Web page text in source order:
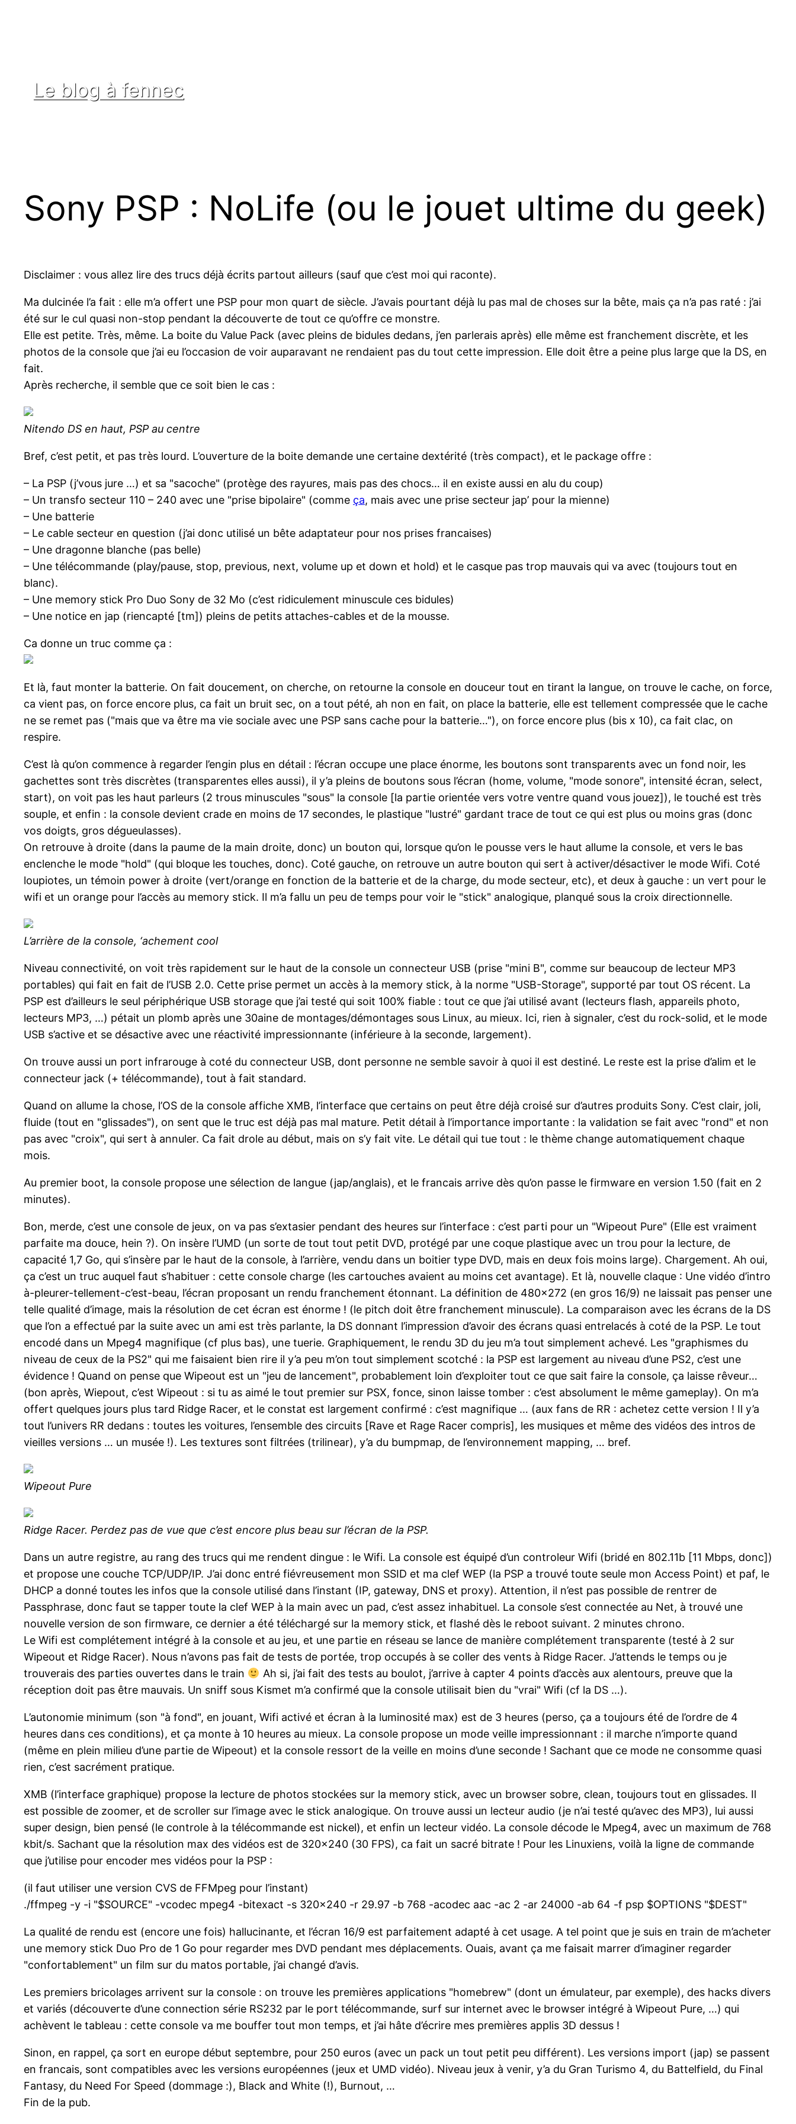
Le blog à fennec
Sony PSP : NoLife (ou le jouet ultime du geek)
Disclaimer : vous allez lire des trucs déjà écrits partout ailleurs (sauf que c’est moi qui raconte).
Ma dulcinée l’a fait : elle m’a offert une PSP pour mon quart de siècle. J’avais pourtant déjà lu pas mal de choses sur la bête, mais ça n’a pas raté : j’ai
été sur le cul quasi non-stop pendant la découverte de tout ce qu’offre ce monstre.
Elle est petite. Très, même. La boite du Value Pack (avec pleins de bidules dedans, j’en parlerais après) elle même est franchement discrète, et les
photos de la console que j’ai eu l’occasion de voir auparavant ne rendaient pas du tout cette impression. Elle doit être a peine plus large que la DS, en
fait.
Après recherche, il semble que ce soit bien le cas :
Nitendo DS en haut, PSP au centre
Bref, c’est petit, et pas très lourd. L’ouverture de la boite demande une certaine dextérité (très compact), et le package offre :
– La PSP (j’vous jure …) et sa "sacoche" (protège des rayures, mais pas des chocs… il en existe aussi en alu du coup)
– Un transfo secteur 110 – 240 avec une "prise bipolaire" (comme ça, mais avec une prise secteur jap’ pour la mienne)
– Une batterie
– Le cable secteur en question (j’ai donc utilisé un bête adaptateur pour nos prises francaises)
– Une dragonne blanche (pas belle)
– Une télécommande (play/pause, stop, previous, next, volume up et down et hold) et le casque pas trop mauvais qui va avec (toujours tout en
blanc).
– Une memory stick Pro Duo Sony de 32 Mo (c’est ridiculement minuscule ces bidules)
– Une notice en jap (riencapté [tm]) pleins de petits attaches-cables et de la mousse.
Ca donne un truc comme ça :
Et là, faut monter la batterie. On fait doucement, on cherche, on retourne la console en douceur tout en tirant la langue, on trouve le cache, on force,
ca vient pas, on force encore plus, ca fait un bruit sec, on a tout pété, ah non en fait, on place la batterie, elle est tellement compressée que le cache
ne se remet pas ("mais que va être ma vie sociale avec une PSP sans cache pour la batterie…"), on force encore plus (bis x 10), ca fait clac, on
respire.
C’est là qu’on commence à regarder l’engin plus en détail : l’écran occupe une place énorme, les boutons sont transparents avec un fond noir, les
gachettes sont très discrètes (transparentes elles aussi), il y’a pleins de boutons sous l’écran (home, volume, "mode sonore", intensité écran, select,
start), on voit pas les haut parleurs (2 trous minuscules "sous" la console [la partie orientée vers votre ventre quand vous jouez]), le touché est très
souple, et enfin : la console devient crade en moins de 17 secondes, le plastique "lustré" gardant trace de tout ce qui est plus ou moins gras (donc
vos doigts, gros dégueulasses).
On retrouve à droite (dans la paume de la main droite, donc) un bouton qui, lorsque qu’on le pousse vers le haut allume la console, et vers le bas
enclenche le mode "hold" (qui bloque les touches, donc). Coté gauche, on retrouve un autre bouton qui sert à activer/désactiver le mode Wifi. Coté
loupiotes, un témoin power à droite (vert/orange en fonction de la batterie et de la charge, du mode secteur, etc), et deux à gauche : un vert pour le
wifi et un orange pour l’accès au memory stick. Il m’a fallu un peu de temps pour voir le "stick" analogique, planqué sous la croix directionnelle.
L’arrière de la console, ‘achement cool
Niveau connectivité, on voit très rapidement sur le haut de la console un connecteur USB (prise "mini B", comme sur beaucoup de lecteur MP3
portables) qui fait en fait de l’USB 2.0. Cette prise permet un accès à la memory stick, à la norme "USB-Storage", supporté par tout OS récent. La
PSP est d’ailleurs le seul périphérique USB storage que j’ai testé qui soit 100% fiable : tout ce que j’ai utilisé avant (lecteurs flash, appareils photo,
lecteurs MP3, …) pétait un plomb après une 30aine de montages/démontages sous Linux, au mieux. Ici, rien à signaler, c’est du rock-solid, et le mode
USB s’active et se désactive avec une réactivité impressionnante (inférieure à la seconde, largement).
On trouve aussi un port infrarouge à coté du connecteur USB, dont personne ne semble savoir à quoi il est destiné. Le reste est la prise d’alim et le
connecteur jack (+ télécommande), tout à fait standard.
Quand on allume la chose, l’OS de la console affiche XMB, l’interface que certains on peut être déjà croisé sur d’autres produits Sony. C’est clair, joli,
fluide (tout en "glissades"), on sent que le truc est déjà pas mal mature. Petit détail à l’importance importante : la validation se fait avec "rond" et non
pas avec "croix", qui sert à annuler. Ca fait drole au début, mais on s’y fait vite. Le détail qui tue tout : le thème change automatiquement chaque
mois.
Au premier boot, la console propose une sélection de langue (jap/anglais), et le francais arrive dès qu’on passe le firmware en version 1.50 (fait en 2
minutes).
Bon, merde, c’est une console de jeux, on va pas s’extasier pendant des heures sur l’interface : c’est parti pour un "Wipeout Pure" (Elle est vraiment
parfaite ma douce, hein ?). On insère l’UMD (un sorte de tout tout petit DVD, protégé par une coque plastique avec un trou pour la lecture, de
capacité 1,7 Go, qui s’insère par le haut de la console, à l’arrière, vendu dans un boitier type DVD, mais en deux fois moins large). Chargement. Ah oui,
ça c’est un truc auquel faut s’habituer : cette console charge (les cartouches avaient au moins cet avantage). Et là, nouvelle claque : Une vidéo d’intro
à-pleurer-tellement-c’est-beau, l’écran proposant un rendu franchement étonnant. La définition de 480×272 (en gros 16/9) ne laissait pas penser une
telle qualité d’image, mais la résolution de cet écran est énorme ! (le pitch doit être franchement minuscule). La comparaison avec les écrans de la DS
que l’on a effectué par la suite avec un ami est très parlante, la DS donnant l’impression d’avoir des écrans quasi entrelacés à coté de la PSP. Le tout
encodé dans un Mpeg4 magnifique (cf plus bas), une tuerie. Graphiquement, le rendu 3D du jeu m’a tout simplement achevé. Les "graphismes du
niveau de ceux de la PS2" qui me faisaient bien rire il y’a peu m’on tout simplement scotché : la PSP est largement au niveau d’une PS2, c’est une
évidence ! Quand on pense que Wipeout est un "jeu de lancement", probablement loin d’exploiter tout ce que sait faire la console, ça laisse rêveur…
(bon après, Wiepout, c’est Wipeout : si tu as aimé le tout premier sur PSX, fonce, sinon laisse tomber : c’est absolument le même gameplay). On m’a
offert quelques jours plus tard Ridge Racer, et le constat est largement confirmé : c’est magnifique … (aux fans de RR : achetez cette version ! Il y’a
tout l’univers RR dedans : toutes les voitures, l’ensemble des circuits [Rave et Rage Racer compris], les musiques et même des vidéos des intros de
vieilles versions … un musée !). Les textures sont filtrées (trilinear), y’a du bumpmap, de l’environnement mapping, … bref.
Wipeout Pure
Ridge Racer. Perdez pas de vue que c’est encore plus beau sur l’écran de la PSP.
Dans un autre registre, au rang des trucs qui me rendent dingue : le Wifi. La console est équipé d’un controleur Wifi (bridé en 802.11b [11 Mbps, donc])
et propose une couche TCP/UDP/IP. J’ai donc entré fiévreusement mon SSID et ma clef WEP (la PSP a trouvé toute seule mon Access Point) et paf, le
DHCP a donné toutes les infos que la console utilisé dans l’instant (IP, gateway, DNS et proxy). Attention, il n’est pas possible de rentrer de
Passphrase, donc faut se tapper toute la clef WEP à la main avec un pad, c’est assez inhabituel. La console s’est connectée au Net, à trouvé une
nouvelle version de son firmware, ce dernier a été téléchargé sur la memory stick, et flashé dès le reboot suivant. 2 minutes chrono.
Le Wifi est complétement intégré à la console et au jeu, et une partie en réseau se lance de manière complétement transparente (testé à 2 sur
Wipeout et Ridge Racer). Nous n’avons pas fait de tests de portée, trop occupés à se coller des vents à Ridge Racer. J’attends le temps ou je
trouverais des parties ouvertes dans le train
Ah si, j’ai fait des tests au boulot, j’arrive à capter 4 points d’accès aux alentours, preuve que la
réception doit pas être mauvais. Un sniff sous Kismet m’a confirmé que la console utilisait bien du "vrai" Wifi (cf la DS …).
L’autonomie minimum (son "à fond", en jouant, Wifi activé et écran à la luminosité max) est de 3 heures (perso, ça a toujours été de l’ordre de 4
heures dans ces conditions), et ça monte à 10 heures au mieux. La console propose un mode veille impressionnant : il marche n’importe quand
(même en plein milieu d’une partie de Wipeout) et la console ressort de la veille en moins d’une seconde ! Sachant que ce mode ne consomme quasi
rien, c’est sacrément pratique.
XMB (l’interface graphique) propose la lecture de photos stockées sur la memory stick, avec un browser sobre, clean, toujours tout en glissades. Il
est possible de zoomer, et de scroller sur l’image avec le stick analogique. On trouve aussi un lecteur audio (je n’ai testé qu’avec des MP3), lui aussi
super design, bien pensé (le controle à la télécommande est nickel), et enfin un lecteur vidéo. La console décode le Mpeg4, avec un maximum de 768
kbit/s. Sachant que la résolution max des vidéos est de 320×240 (30 FPS), ca fait un sacré bitrate ! Pour les Linuxiens, voilà la ligne de commande
que j’utilise pour encoder mes vidéos pour la PSP :
(il faut utiliser une version CVS de FFMpeg pour l’instant)
./ffmpeg -y -i "$SOURCE" -vcodec mpeg4 -bitexact -s 320×240 -r 29.97 -b 768 -acodec aac -ac 2 -ar 24000 -ab 64 -f psp $OPTIONS "$DEST"
La qualité de rendu est (encore une fois) hallucinante, et l’écran 16/9 est parfaitement adapté à cet usage. A tel point que je suis en train de m’acheter
une memory stick Duo Pro de 1 Go pour regarder mes DVD pendant mes déplacements. Ouais, avant ça me faisait marrer d’imaginer regarder
"confortablement" un film sur du matos portable, j’ai changé d’avis.
Les premiers bricolages arrivent sur la console : on trouve les premières applications "homebrew" (dont un émulateur, par exemple), des hacks divers
et variés (découverte d’une connection série RS232 par le port télécommande, surf sur internet avec le browser intégré à Wipeout Pure, …) qui
achèvent le tableau : cette console va me bouffer tout mon temps, et j’ai hâte d’écrire mes premières applis 3D dessus !
Sinon, en rappel, ça sort en europe début septembre, pour 250 euros (avec un pack un tout petit peu différent). Les versions import (jap) se passent
en francais, sont compatibles avec les versions européennes (jeux et UMD vidéo). Niveau jeux à venir, y’a du Gran Turismo 4, du Battelfield, du Final
Fantasy, du Need For Speed (dommage :), Black and White (!), Burnout, …
Fin de la pub.